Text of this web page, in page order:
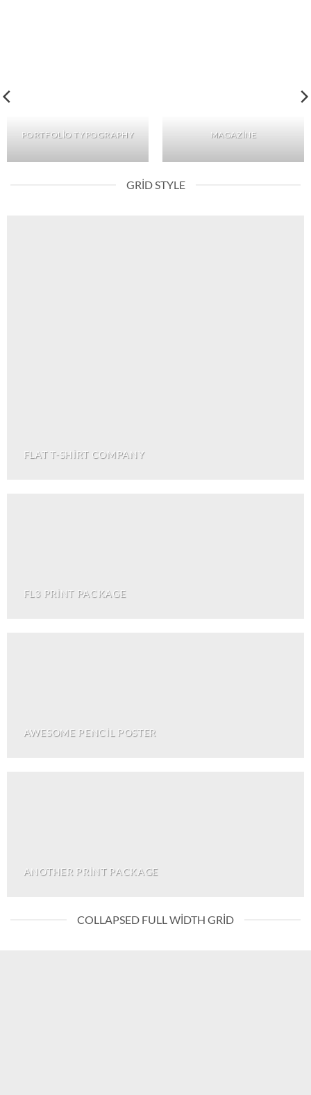
PORTFOLIO TYPOGRAPHY MAGAZINE
GRID STYLE
FLAT T-SHIRT COMPANY
FL3 PRINT PACKAGE
AWESOME PENCIL POSTER
ANOTHER PRINT PACKAGE
COLLAPSED FULL WIDTH GRID